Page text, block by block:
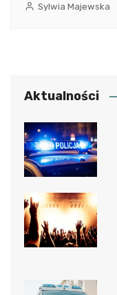
Sylwia Majewska
Aktualności